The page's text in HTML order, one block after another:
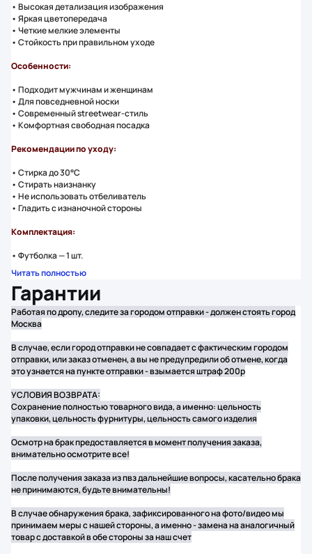
• Высокая детализация изображения
• Яркая цветопередача
• Четкие мелкие элементы
• Стойкость при правильном уходе
Особенности:
• Подходит мужчинам и женщинам
• Для повседневной носки
• Современный streetwear-стиль
• Комфортная свободная посадка
Рекомендации по уходу:
• Стирка до 30°C
• Стирать наизнанку
• Не использовать отбеливатель
• Гладить с изнаночной стороны
Комплектация:
• Футболка — 1 шт.
Читать полностью
Гарантии
Работая по дропу, следите за городом отправки - должен стоять город
Москва
В случае, если город отправки не совпадает с фактическим городом
отправки, или заказ отменен, а вы не предупредили об отмене, когда
это узнается на пункте отправки - взымается штраф 200р
УСЛОВИЯ ВОЗВРАТА:
Сохранение полностью товарного вида, а именно: цельность
упаковки, цельность фурнитуры, цельность самого изделия
Осмотр на брак предоставляется в момент получения заказа,
внимательно осмотрите все!
После получения заказа из пвз дальнейшие вопросы, касательно брака
не принимаются, будьте внимательны!
В случае обнаружения брака, зафиксированного на фото/видео мы
принимаем меры с нашей стороны, а именно - замена на аналогичный
товар с доставкой в обе стороны за наш счет